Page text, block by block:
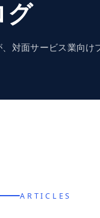
グ
対面サービス業向け
ARTICLES